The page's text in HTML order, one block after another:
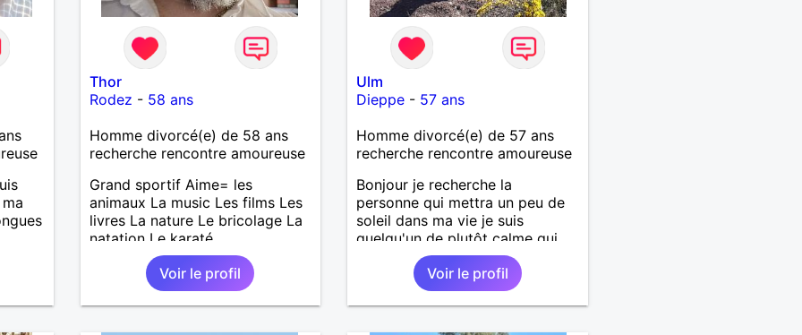
Thor
Rodez - 58 ans
Homme divorcé(e) de 58 ans
recherche rencontre amoureuse
Grand sportif Aime= les
animaux La music Les films Les
livres La nature Le bricolage La
natation Le karaté
Voir le profil
Ulm
Dieppe - 57 ans
Homme divorcé(e) de 57 ans
recherche rencontre amoureuse
Bonjour je recherche la
personne qui mettra un peu de
soleil dans ma vie je suis
quelqu'un de plutôt calme qui
aime les choses simples sans
prise de tête, simplement
partager de belles choses avec
une personne qui me ressemble
Voir le profil